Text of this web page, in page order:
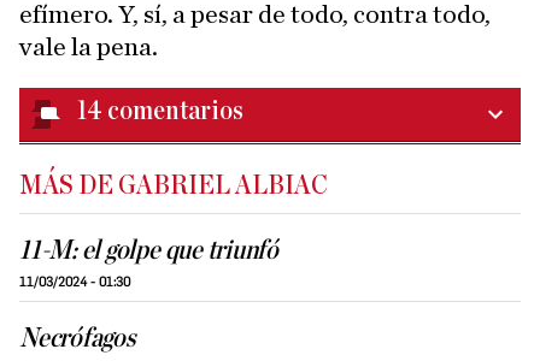
efímero. Y, sí, a pesar de todo, contra todo,
vale la pena.
14 comentarios
MÁS DE GABRIEL ALBIAC
11-M: el golpe que triunfó
11/03/2024 - 01:30
Necrófagos